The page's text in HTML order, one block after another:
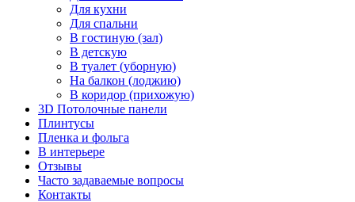
Для кухни
Для спальни
В гостиную (зал)
В детскую
В туалет (уборную)
На балкон (лоджию)
В коридор (прихожую)
3D Потолочные панели
Плинтусы
Пленка и фольга
В интерьере
Отзывы
Часто задаваемые вопросы
Контакты